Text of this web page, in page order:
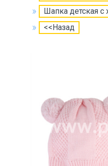
Шапка детская
<<Назад